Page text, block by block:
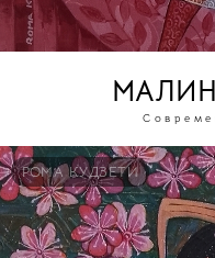
РОМА КУДЗЕТИ